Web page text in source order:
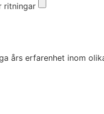
ritningar
års erfarenhet inom